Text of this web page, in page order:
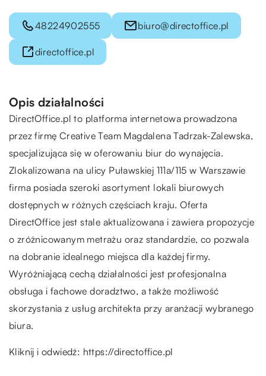
48224902555 biuro@directoffice.pl
directoffice.pl
Opis działalności
DirectOffice.pl to platforma internetowa prowadzona
przez firmę Creative Team Magdalena Tadrzak-Zalewska,
specjalizująca się w oferowaniu biur do wynajęcia.
Zlokalizowana na ulicy Puławskiej 111a/115 w Warszawie
firma posiada szeroki asortyment lokali biurowych
dostępnych w różnych częściach kraju. Oferta
DirectOffice jest stale aktualizowana i zawiera propozycje
o zróżnicowanym metrażu oraz standardzie, co pozwala
na dobranie idealnego miejsca dla każdej firmy.
Wyróżniającą cechą działalności jest profesjonalna
obsługa i fachowe doradztwo, a także możliwość
skorzystania z usług architekta przy aranżacji wybranego
biura.
Kliknij i odwiedź: https://directoffice.pl